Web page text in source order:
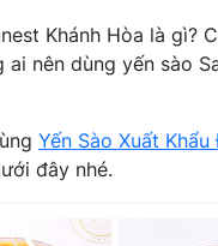
Khánh Hòa là gì?
ai nên dùng yến sào
Yến Sào Xuất
đây nhé.